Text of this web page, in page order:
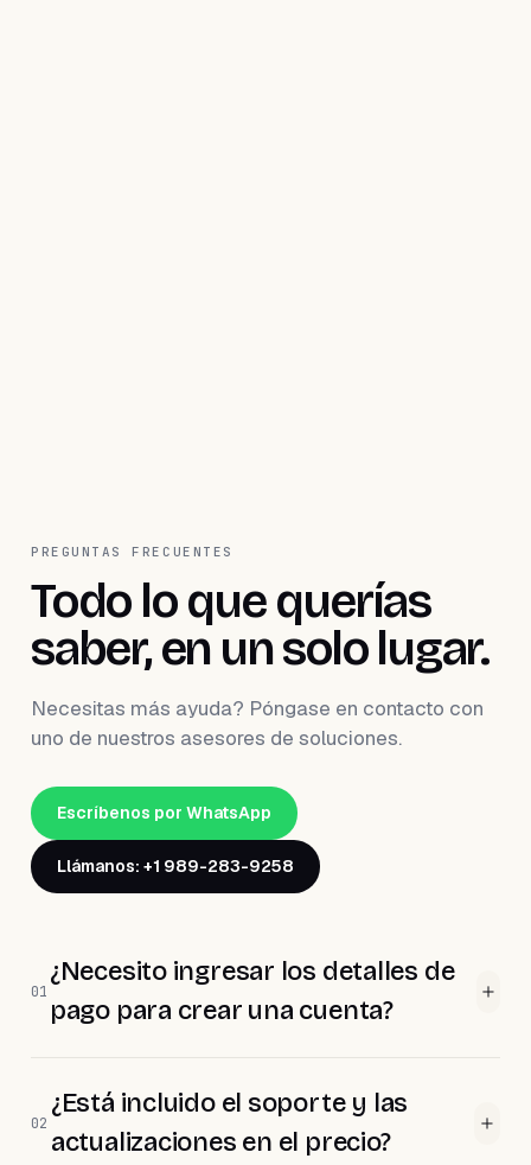
PREGUNTAS FRECUENTES
Todo lo que querías
saber, en un solo lugar.
Necesitas más ayuda? Póngase en contacto con
uno de nuestros asesores de soluciones.
Escríbenos por WhatsApp
Llámanos: +1 989-283-9258
01
¿Necesito ingresar los detalles de
pago para crear una cuenta?
02
¿Está incluido el soporte y las
actualizaciones en el precio?